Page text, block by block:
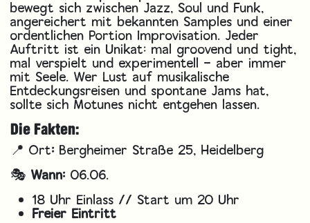
bewegt sich zwischen Jazz, Soul und Funk,
angereichert mit bekannten Samples und einer
ordentlichen Portion Improvisation. Jeder
Auftritt ist ein Unikat: mal groovend und tight,
mal verspielt und experimentell – aber immer
mit Seele. Wer Lust auf musikalische
Entdeckungsreisen und spontane Jams hat,
sollte sich Motunes nicht entgehen lassen.
Die Fakten:
📍 Ort: Bergheimer Straße 25, Heidelberg
🎭 Wann: 06.06.
18 Uhr Einlass // Start um 20 Uhr
Freier Eintritt